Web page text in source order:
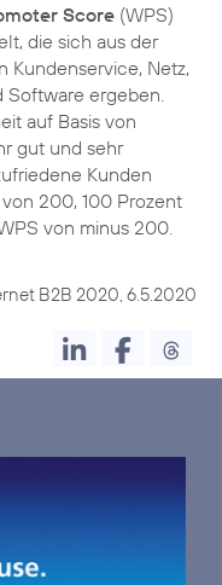
Score (WPS)
die sich aus der
Kundenservice, Netz,
ergeben.
auf Basis von
gut und sehr
Kunden
200, 100 Prozent
von minus 200.
B2B 2020, 6.5.2020